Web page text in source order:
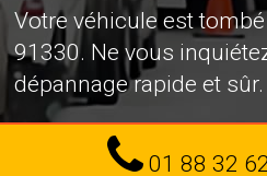
Votre véhicule est
91330. Ne vous
dépannage rapide et sûr.
Tel
01 88 32